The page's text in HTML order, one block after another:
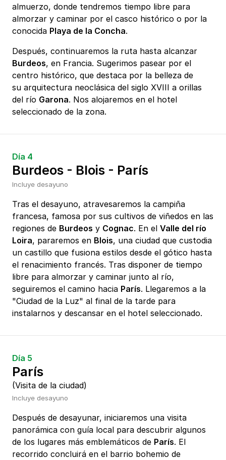
almuerzo, donde tendremos tiempo libre para
almorzar y caminar por el casco histórico o por la
conocida Playa de la Concha.
Después, continuaremos la ruta hasta alcanzar
Burdeos, en Francia. Sugerimos pasear por el
centro histórico, que destaca por la belleza de
su arquitectura neoclásica del siglo XVIII a orillas
del río Garona. Nos alojaremos en el hotel
seleccionado de la zona.
Día 4
Burdeos - Blois - París
Incluye desayuno
Tras el desayuno, atravesaremos la campiña
francesa, famosa por sus cultivos de viñedos en las
regiones de Burdeos y Cognac. En el Valle del río
Loira, pararemos en Blois, una ciudad que custodia
un castillo que fusiona estilos desde el gótico hasta
el renacimiento francés. Tras disponer de tiempo
libre para almorzar y caminar junto al río,
seguiremos el camino hacia París. Llegaremos a la
"Ciudad de la Luz" al final de la tarde para
instalarnos y descansar en el hotel seleccionado.
Día 5
París
(Visita de la ciudad)
Incluye desayuno
Después de desayunar, iniciaremos una visita
panorámica con guía local para descubrir algunos
de los lugares más emblemáticos de París. El
recorrido concluirá en el barrio bohemio de